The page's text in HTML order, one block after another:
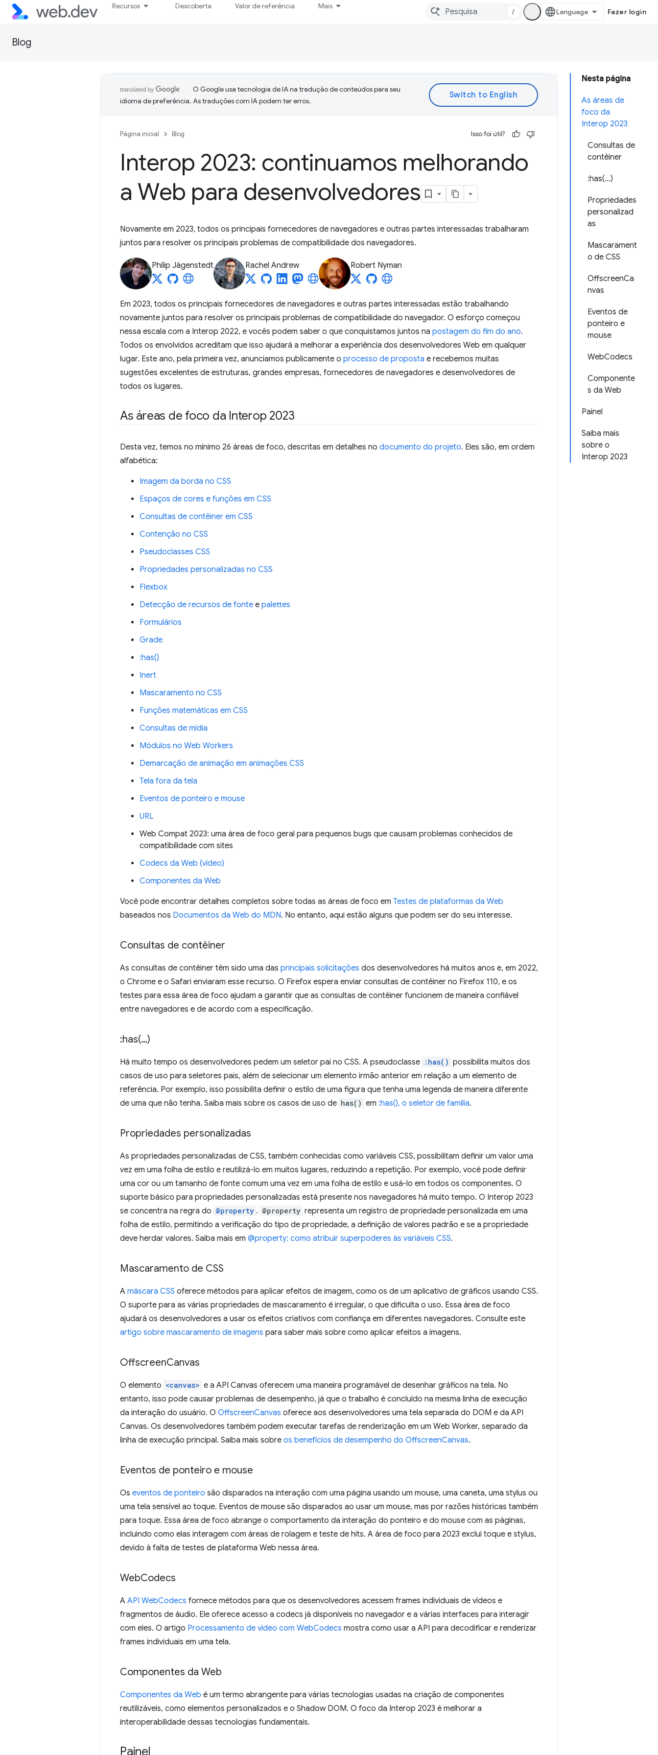
Recursos Descoberta Valor de referência Mais
/ Fazer login
Blog
Nesta página
As áreas de
foco da
Interop 2023
Consultas de
contêiner
:has(…)
Propriedades
personalizad
as
Mascarament
o de CSS
OffscreenCa
nvas
Eventos de
ponteiro e
mouse
WebCodecs
Componente
s da Web
Painel
Saiba mais
sobre o
Interop 2023
O Google usa tecnologia de IA na tradução de conteúdos para seu
idioma de preferência. As traduções com IA podem ter erros.
Página inicial Blog Isso foi útil?
Interop 2023: continuamos melhorando
a Web para desenvolvedores
Novamente em 2023, todos os principais fornecedores de navegadores e outras partes interessadas trabalharam
juntos para resolver os principais problemas de compatibilidade dos navegadores.
Philip Jägenstedt Rachel Andrew Robert Nyman
Em 2023, todos os principais fornecedores de navegadores e outras partes interessadas estão trabalhando
novamente juntos para resolver os principais problemas de compatibilidade do navegador. O esforço começou
nessa escala com a Interop 2022, e vocês podem saber o que conquistamos juntos na postagem do fim do ano.
Todos os envolvidos acreditam que isso ajudará a melhorar a experiência dos desenvolvedores Web em qualquer
lugar. Este ano, pela primeira vez, anunciamos publicamente o processo de proposta e recebemos muitas
sugestões excelentes de estruturas, grandes empresas, fornecedores de navegadores e desenvolvedores de
todos os lugares.
As áreas de foco da Interop 2023
Desta vez, temos no mínimo 26 áreas de foco, descritas em detalhes no documento do projeto. Eles são, em ordem
alfabética:
Imagem da borda no CSS
Espaços de cores e funções em CSS
Consultas de contêiner em CSS
Contenção no CSS
Pseudoclasses CSS
Propriedades personalizadas no CSS
Flexbox
Detecção de recursos de fonte e palettes
Formulários
Grade
:has()
Inert
Mascaramento no CSS
Funções matemáticas em CSS
Consultas de mídia
Módulos no Web Workers
Demarcação de animação em animações CSS
Tela fora da tela
Eventos de ponteiro e mouse
URL
Web Compat 2023: uma área de foco geral para pequenos bugs que causam problemas conhecidos de
compatibilidade com sites
Codecs da Web (vídeo)
Componentes da Web
Você pode encontrar detalhes completos sobre todas as áreas de foco em Testes de plataformas da Web
baseados nos Documentos da Web do MDN. No entanto, aqui estão alguns que podem ser do seu interesse.
Consultas de contêiner
As consultas de contêiner têm sido uma das principais solicitações dos desenvolvedores há muitos anos e, em 2022,
o Chrome e o Safari enviaram esse recurso. O Firefox espera enviar consultas de contêiner no Firefox 110, e os
testes para essa área de foco ajudam a garantir que as consultas de contêiner funcionem de maneira confiável
entre navegadores e de acordo com a especificação.
:has(…)
Há muito tempo os desenvolvedores pedem um seletor pai no CSS. A pseudoclasse :has() possibilita muitos dos
casos de uso para seletores pais, além de selecionar um elemento irmão anterior em relação a um elemento de
referência. Por exemplo, isso possibilita definir o estilo de uma figura que tenha uma legenda de maneira diferente
de uma que não tenha. Saiba mais sobre os casos de uso de has() em :has(), o seletor de família.
Propriedades personalizadas
As propriedades personalizadas de CSS, também conhecidas como variáveis CSS, possibilitam definir um valor uma
vez em uma folha de estilo e reutilizá-lo em muitos lugares, reduzindo a repetição. Por exemplo, você pode definir
uma cor ou um tamanho de fonte comum uma vez em uma folha de estilo e usá-lo em todos os componentes. O
suporte básico para propriedades personalizadas está presente nos navegadores há muito tempo. O Interop 2023
se concentra na regra do @property . @property representa um registro de propriedade personalizada em uma
folha de estilo, permitindo a verificação do tipo de propriedade, a definição de valores padrão e se a propriedade
deve herdar valores. Saiba mais em @property: como atribuir superpoderes às variáveis CSS.
Mascaramento de CSS
A máscara CSS oferece métodos para aplicar efeitos de imagem, como os de um aplicativo de gráficos usando CSS.
O suporte para as várias propriedades de mascaramento é irregular, o que dificulta o uso. Essa área de foco
ajudará os desenvolvedores a usar os efeitos criativos com confiança em diferentes navegadores. Consulte este
artigo sobre mascaramento de imagens para saber mais sobre como aplicar efeitos a imagens.
OffscreenCanvas
O elemento <canvas> e a API Canvas oferecem uma maneira programável de desenhar gráficos na tela. No
entanto, isso pode causar problemas de desempenho, já que o trabalho é concluído na mesma linha de execução
da interação do usuário. O OffscreenCanvas oferece aos desenvolvedores uma tela separada do DOM e da API
Canvas. Os desenvolvedores também podem executar tarefas de renderização em um Web Worker, separado da
linha de execução principal. Saiba mais sobre os benefícios de desempenho do OffscreenCanvas.
Eventos de ponteiro e mouse
Os eventos de ponteiro são disparados na interação com uma página usando um mouse, uma caneta, uma stylus ou
uma tela sensível ao toque. Eventos de mouse são disparados ao usar um mouse, mas por razões históricas também
para toque. Essa área de foco abrange o comportamento da interação do ponteiro e do mouse com as páginas,
incluindo como elas interagem com áreas de rolagem e teste de hits. A área de foco para 2023 exclui toque e stylus,
devido à falta de testes de plataforma Web nessa área.
WebCodecs
A API WebCodecs fornece métodos para que os desenvolvedores acessem frames individuais de vídeos e
fragmentos de áudio. Ele oferece acesso a codecs já disponíveis no navegador e a várias interfaces para interagir
com eles. O artigo Processamento de vídeo com WebCodecs mostra como usar a API para decodificar e renderizar
frames individuais em uma tela.
Componentes da Web
Componentes da Web é um termo abrangente para várias tecnologias usadas na criação de componentes
reutilizáveis, como elementos personalizados e o Shadow DOM. O foco da Interop 2023 é melhorar a
interoperabilidade dessas tecnologias fundamentais.
Painel